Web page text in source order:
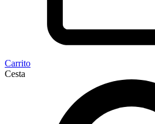
Carrito
Cesta